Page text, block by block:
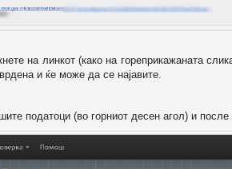
на линкот (како на гореприкажаната
и ќе може да се најавите.
податоци (во горниот десен агол) и